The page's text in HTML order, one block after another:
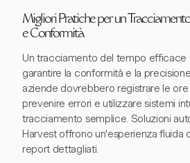
Migliori Pratiche per un
e Conformità
Un tracciamento del tempo efficace
garantire la conformità e la
aziende dovrebbero registrare le
prevenire errori e utilizzare sistemi
tracciamento semplice. Soluzioni
Harvest offrono un'esperienza fluida
report dettagliati.